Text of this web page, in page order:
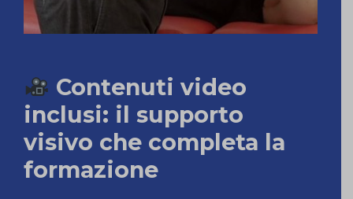
Contenuti video
inclusi: il supporto
visivo che completa la
formazione